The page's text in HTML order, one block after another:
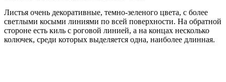
Листья очень декоративные, темно-зеленого цвета, с более
светлыми косыми линиями по всей поверхности. На обратной
стороне есть киль с роговой линией, а на концах несколько
колючек, среди которых выделяется одна, наиболее длинная.